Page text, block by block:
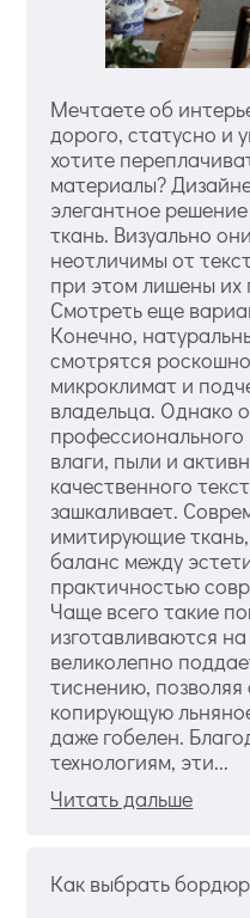
Мечтаете об
дорого, статусно и
хотите
материалы?
элегантное
ткань. Визуально
неотличимы от
при этом лишены их
Смотреть еще
Конечно,
смотрятся
микроклимат и
владельца. Однако
влаги, пыли и
качественного
зашкаливает.
имитирующие
баланс между
практичностью
Чаще всего такие
изготавливаются
великолепно
тиснению, позволяя
копирующую
даже гобелен.
технологиям, эти...
Читать дальше
Как выбрать